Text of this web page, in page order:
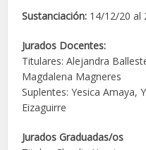
Sustanciación: 14/12/20 al
Jurados Docentes:
Titulares: Alejandra
Magdalena Magneres
Suplentes: Yesica Amaya,
Eizaguirre
Jurados Graduadas/os